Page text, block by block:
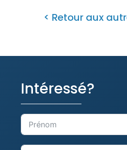
< Retour aux
Intéressé?